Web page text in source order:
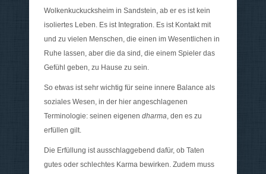
Wolkenkuckucksheim in Sandstein, ab er es ist kein
isoliertes Leben. Es ist Integration. Es ist Kontakt mit
und zu vielen Menschen, die einen im Wesentlichen in
Ruhe lassen, aber die da sind, die einem Spieler das
Gefühl geben, zu Hause zu sein.
So etwas ist sehr wichtig für seine innere Balance als
soziales Wesen, in der hier angeschlagenen
Terminologie: seinen eigenen dharma, den es zu
erfüllen gilt.
Die Erfüllung ist ausschlaggebend dafür, ob Taten
gutes oder schlechtes Karma bewirken. Zudem muss